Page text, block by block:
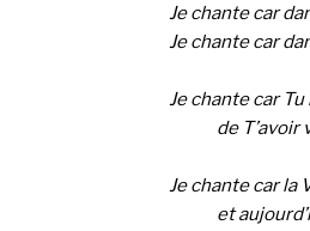
Je chante car
Je chante car
Je chante car Tu
de
Je chante car la
et